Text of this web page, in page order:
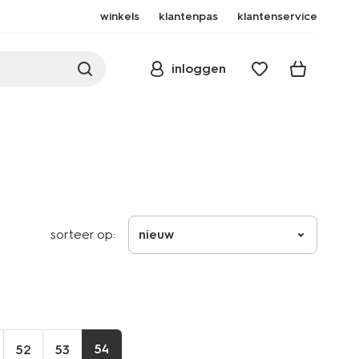
winkels klantenpas klantenservice
inloggen
sorteer op: nieuw
52 53 54